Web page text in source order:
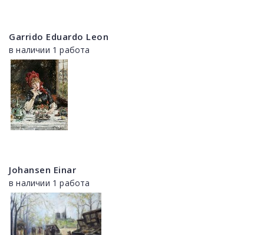
Garrido Eduardo Leon
в наличии 1 работа
Johansen Einar
в наличии 1 работа